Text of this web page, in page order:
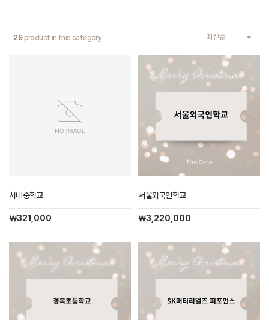
29product in this category
사내중학교
￦321,000
서울외국인학교
￦3,220,000